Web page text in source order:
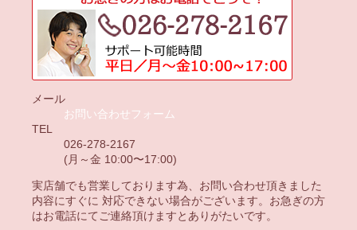
メール
お問い合わせフォーム
TEL
026-278-2167
(月～金 10:00〜17:00)
実店舗でも営業しております為、お問い合わせ頂きました
内容にすぐに 対応できない場合がございます。お急ぎの方
はお電話にてご連絡頂けますとありがたいです。